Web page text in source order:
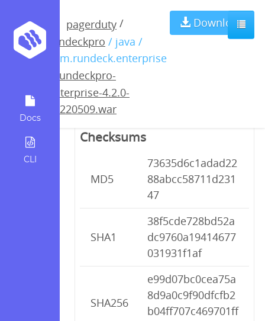
Docs
CLI
pagerduty /
rundeckpro / java /
com.rundeck.enterprise
rundeckpro-
enterprise-4.2.0-
20220509.war
Download
rundeckpro-
enterprise-4.2.0-
20220509.war
Checksums
MD5
73635d6c1adad22
88abcc58711d231
47
SHA1
38f5cde728bd52a
dc9760a19414677
031931f1af
SHA256
e99d07bc0cea75a
8d9a0c9f90dfcfb2
b04ff707c469701ff